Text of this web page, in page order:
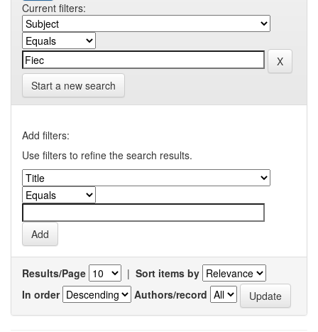
Current filters:
Start a new search
Add filters:
Use filters to refine the search results.
Results/Page | Sort items by
In order
Authors/record